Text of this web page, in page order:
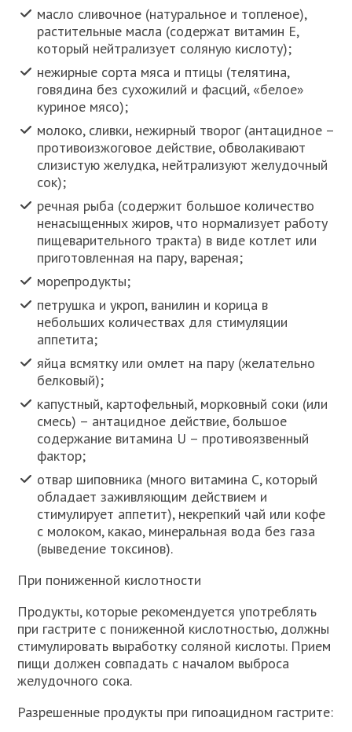
масло сливочное (натуральное и топленое),
растительные масла (содержат витамин Е,
который нейтрализует соляную кислоту);
нежирные сорта мяса и птицы (телятина,
говядина без сухожилий и фасций, «белое»
куриное мясо);
молоко, сливки, нежирный творог (антацидное –
противоизжоговое действие, обволакивают
слизистую желудка, нейтрализуют желудочный
сок);
речная рыба (содержит большое количество
ненасыщенных жиров, что нормализует работу
пищеварительного тракта) в виде котлет или
приготовленная на пару, вареная;
морепродукты;
петрушка и укроп, ванилин и корица в
небольших количествах для стимуляции
аппетита;
яйца всмятку или омлет на пару (желательно
белковый);
капустный, картофельный, морковный соки (или
смесь) – антацидное действие, большое
содержание витамина U – противоязвенный
фактор;
отвар шиповника (много витамина С, который
обладает заживляющим действием и
стимулирует аппетит), некрепкий чай или кофе
с молоком, какао, минеральная вода без газа
(выведение токсинов).
При пониженной кислотности
Продукты, которые рекомендуется употреблять
при гастрите с пониженной кислотностью, должны
стимулировать выработку соляной кислоты. Прием
пищи должен совпадать с началом выброса
желудочного сока.
Разрешенные продукты при гипоацидном гастрите: